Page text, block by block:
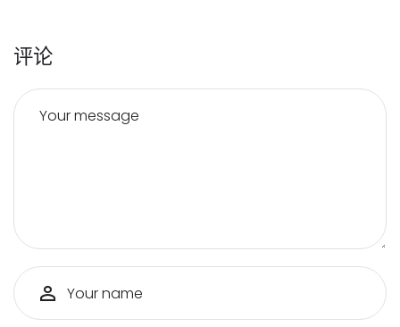
评论
Your message
Your name